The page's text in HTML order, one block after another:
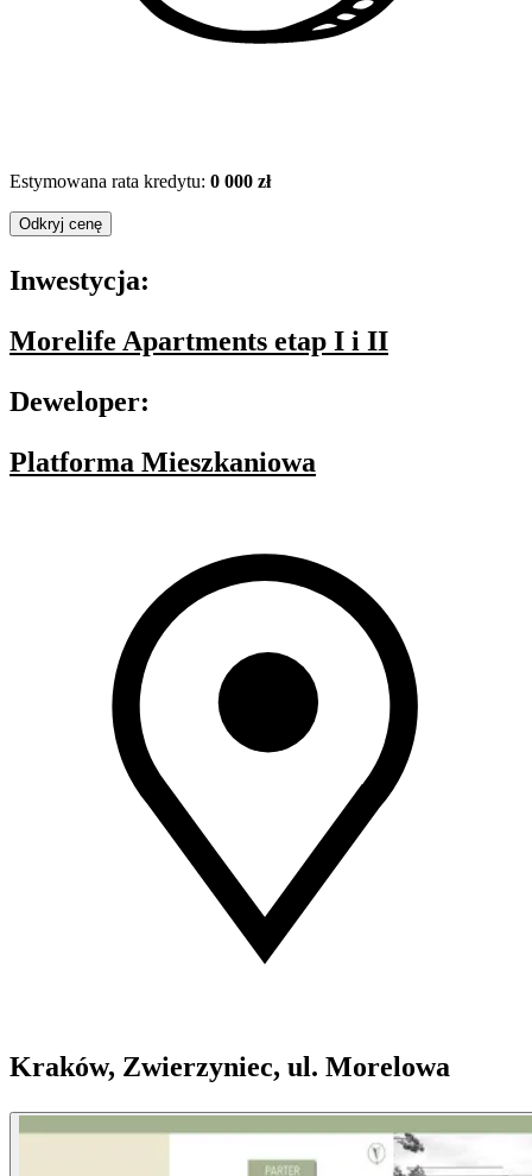
Estymowana rata kredytu: 0 000 zł
Odkryj cenę
Inwestycja:
Morelife Apartments etap I i II
Deweloper:
Platforma Mieszkaniowa
Kraków, Zwierzyniec, ul. Morelowa